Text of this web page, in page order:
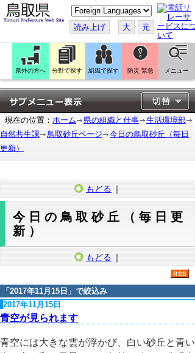
こ
の
ペ
ー
ジ
翻
訳
す
る
読み上げ 大 元
県外の方へ 分野で探す 組織で探す 防災 緊急 メニュー
現在の位置： ホーム 県の組織と仕事
生活環境部
自然共生課
鳥取砂丘ページ
今日の鳥取砂丘（毎日
更新）
もどる ｜
今日の鳥取砂丘（毎日更
新）
もどる ｜
「 2017年11月15日 」で絞込み
2017年11月15日
青空が見られます
青空には大きな雲が浮かび、白い砂丘と青い